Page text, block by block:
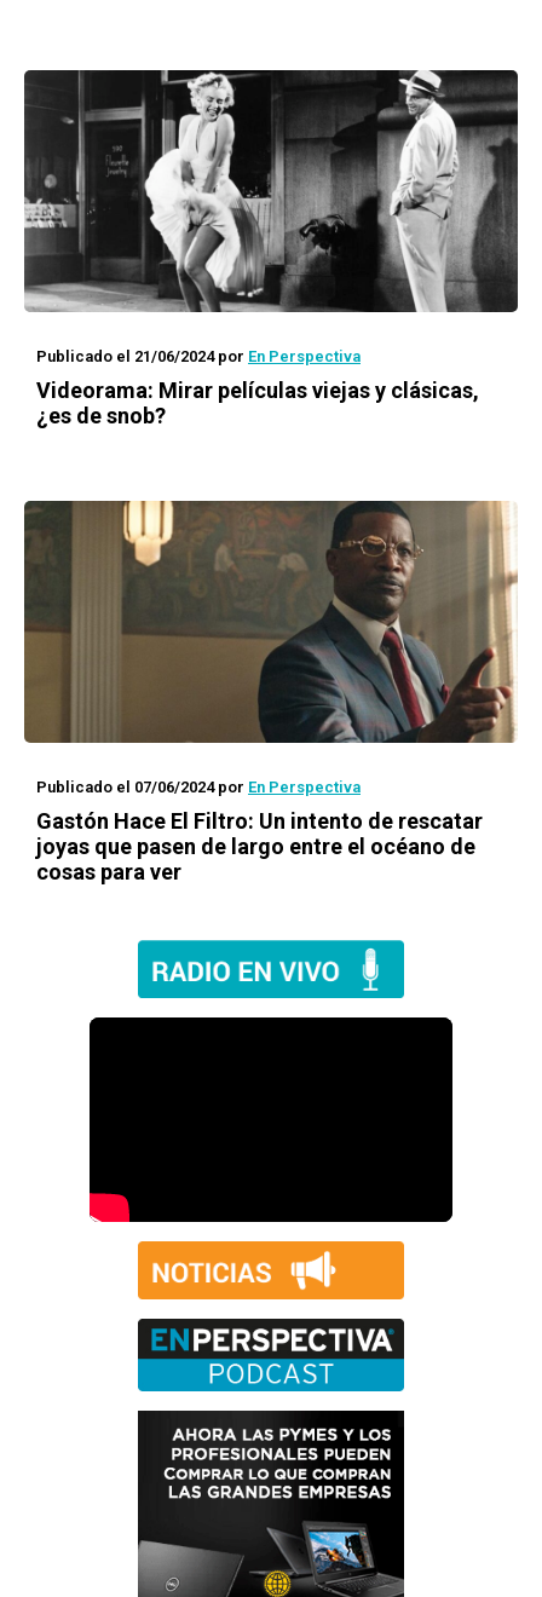
Publicado el 21/06/2024por En Perspectiva
Videorama: Mirar películas viejas y clásicas,
¿es de snob?
Publicado el 07/06/2024por En Perspectiva
Gastón Hace El Filtro: Un intento de rescatar
joyas que pasen de largo entre el océano de
cosas para ver